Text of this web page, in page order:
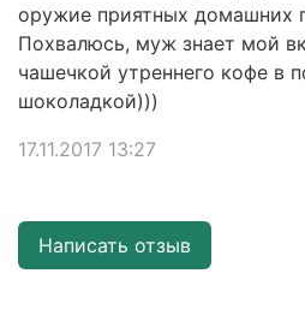
оружие приятных домашних
Похвалюсь, муж знает мой
чашечкой утреннего кофе в
шоколадкой)))
17.11.2017 13:27
Написать отзыв